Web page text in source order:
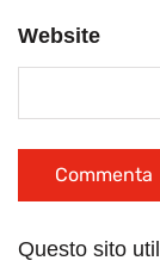
Website
Questo sito